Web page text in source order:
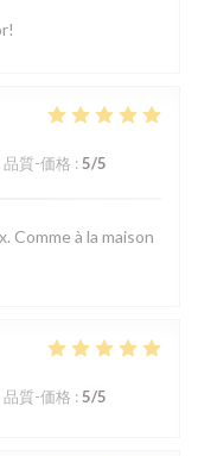
品質-価格 : 5/5
Comme à la maison
品質-価格 : 5/5